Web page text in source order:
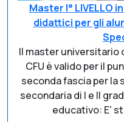
Master I° LIVELLO
didattici per gli
Il master universitario
CFU è valido per il
seconda fascia per la
secondaria di I e II
educativo: E'